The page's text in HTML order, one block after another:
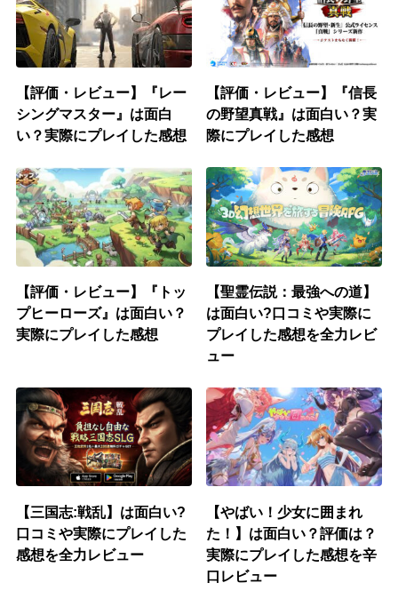
【評価・レビュー】『レー
シングマスター』は面白
い？実際にプレイした感想
【評価・レビュー】『信長
の野望真戦』は面白い？実
際にプレイした感想
【評価・レビュー】『トッ
プヒーローズ』は面白い？
実際にプレイした感想
【‎聖霊伝説：最強への道】
は面白い?口コミや実際に
プレイした感想を全力レビ
ュー
【三国志:戦乱】は面白い?
口コミや実際にプレイした
感想を全力レビュー
【やばい！少女に囲まれ
た！】は面白い？評価は？
実際にプレイした感想を辛
口レビュー